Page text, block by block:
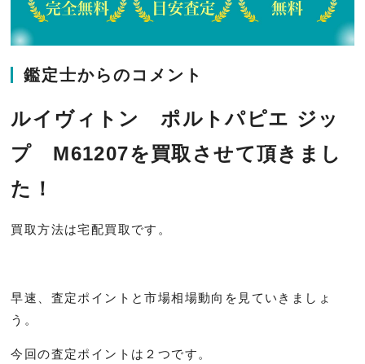
鑑定士からのコメント
ルイヴィトン ポルトパピエ ジッ
プ M61207を買取させて頂きまし
た！
買取方法は宅配買取です。
早速、査定ポイントと市場相場動向を見ていきましょ
う。
今回の査定ポイントは２つです。